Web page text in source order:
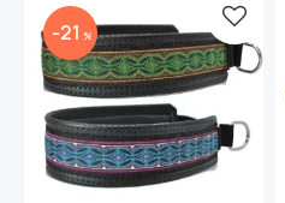
21 % Lägg